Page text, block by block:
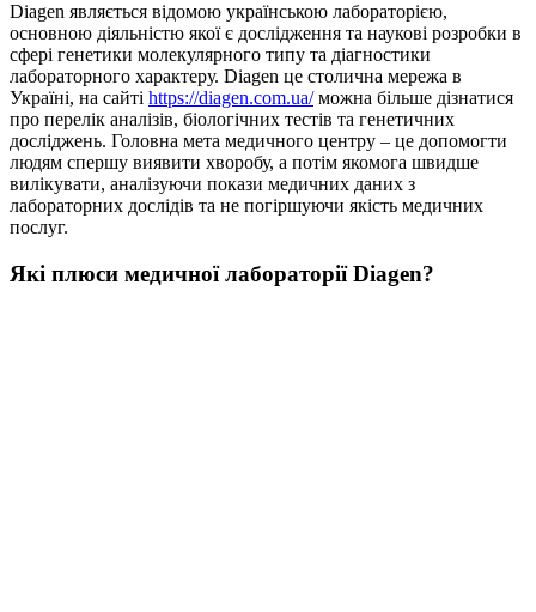
Diagen являється відомою українською лабораторією,
основною діяльністю якої є дослідження та наукові розробки в
сфері генетики молекулярного типу та діагностики
лабораторного характеру. Diagen це столична мережа в
Україні, на сайті https://diagen.com.ua/можна більше дізнатися
про перелік аналізів, біологічних тестів та генетичних
досліджень. Головна мета медичного центру – це допомогти
людям спершу виявити хворобу, а потім якомога швидше
вилікувати, аналізуючи покази медичних даних з
лабораторних дослідів та не погіршуючи якість медичних
послуг.
Які плюси медичної лабораторії Diagen?